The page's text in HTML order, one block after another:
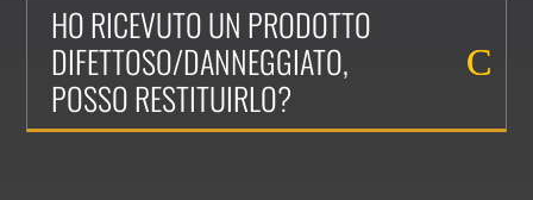
HO RICEVUTO UN PRODOTTO
DIFETTOSO/DANNEGGIATO,
POSSO RESTITUIRLO?